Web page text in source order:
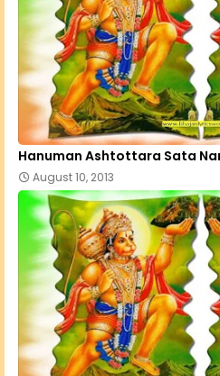
Hanuman Ashtottara Sata
August 10, 2013